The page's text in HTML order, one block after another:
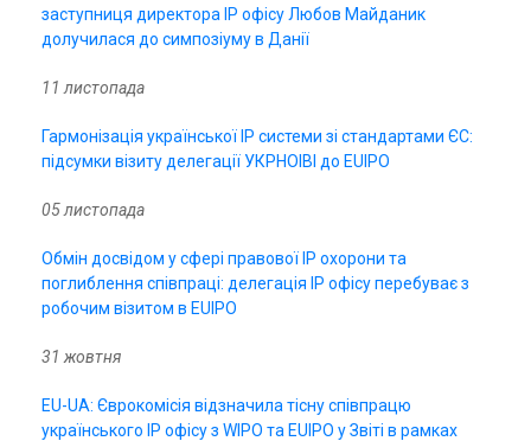
заступниця директора ІР офісу Любов Майданик
долучилася до симпозіуму в Данії
11 листопада
Гармонізація української IP системи зі стандартами ЄС:
підсумки візиту делегації УКРНОІВІ до EUIPO
05 листопада
Обмін досвідом у сфері правової ІР охорони та
поглиблення співпраці: делегація IP офісу перебуває з
робочим візитом в EUIPO
31 жовтня
EU-UA: Єврокомісія відзначила тісну співпрацю
українського IP офісу з WIPO та EUIPO у Звіті в рамках